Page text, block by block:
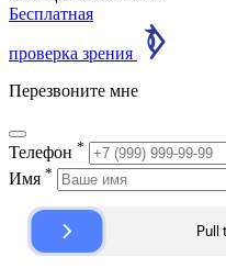
Бесплатная
проверка зрения
Перезвоните мне
Телефон *
Имя *